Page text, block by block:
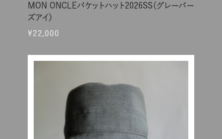
MON ONCLEバケットハット2026SS（グレーバー
ズアイ）
¥22,000